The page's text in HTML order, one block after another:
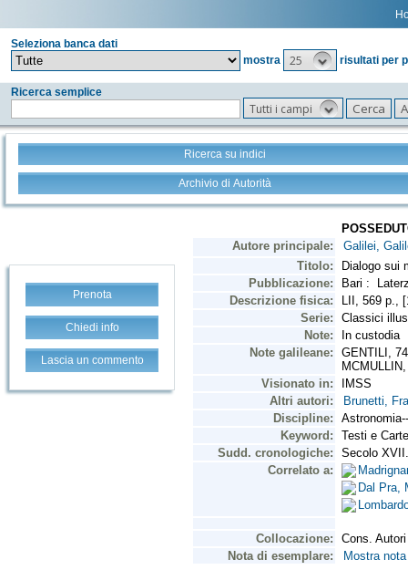
Seleziona banca dati
mostra
25 risultati per
Ricerca semplice
Tutti i campi
Ricerca su indici
Archivio di Autorità
Prenota
Chiedi info
Lascia un commento